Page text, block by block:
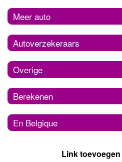
Meer auto
Autoverzekeraars
Overige
Berekenen
En Belgique
Link toevoegen